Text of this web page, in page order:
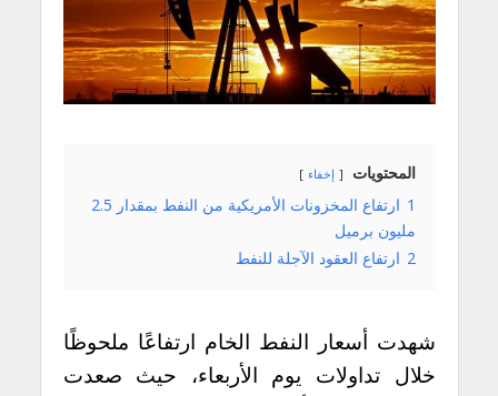
المحتويات إخفاء
1
ارتفاع المخزونات الأمريكية من النفط بمقدار 2.5
مليون برميل
2 ارتفاع العقود الآجلة للنفط
شهدت أسعار النفط الخام ارتفاعًا ملحوظًا
خلال تداولات يوم الأربعاء، حيث صعدت